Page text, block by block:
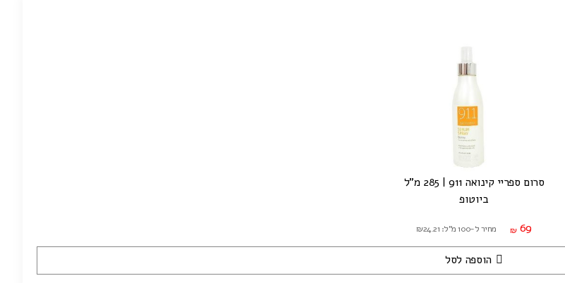
סרום ספריי קינואה 911 | 285 מ"ל
ביוטופ
₪ 69 מחיר ל-100 מ"ל: ₪24.21
הוספה לסל